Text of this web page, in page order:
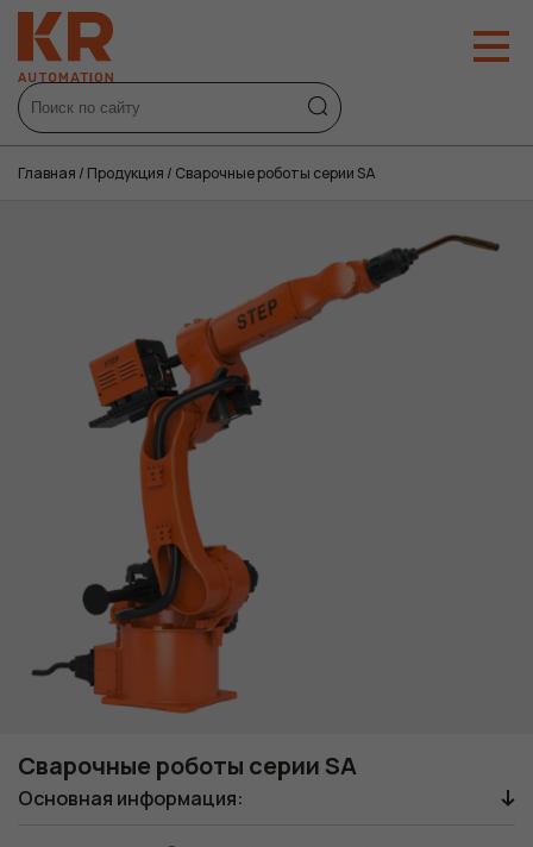
Главная / Продукция / Сварочные роботы серии SA
Сварочные роботы серии SA
Основная информация: